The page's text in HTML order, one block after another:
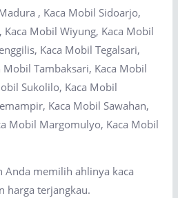
, Kaca Mobil Sidoarjo,
Mobil Wiyung, Kaca Mobil
Kaca Mobil Tegalsari,
Mobil Tambaksari, Kaca Mobil
Sukolilo, Kaca Mobil
Kaca Mobil Sawahan,
Mobil Margomulyo, Kaca Mobil
Anda memilih ahlinya kaca
harga terjangkau.